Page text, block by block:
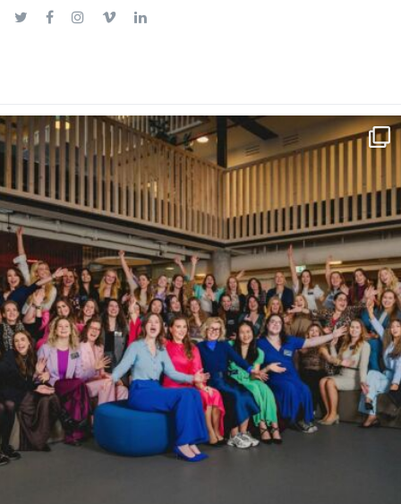
TwitterFacebookInstagram
VimeoLinkedIn